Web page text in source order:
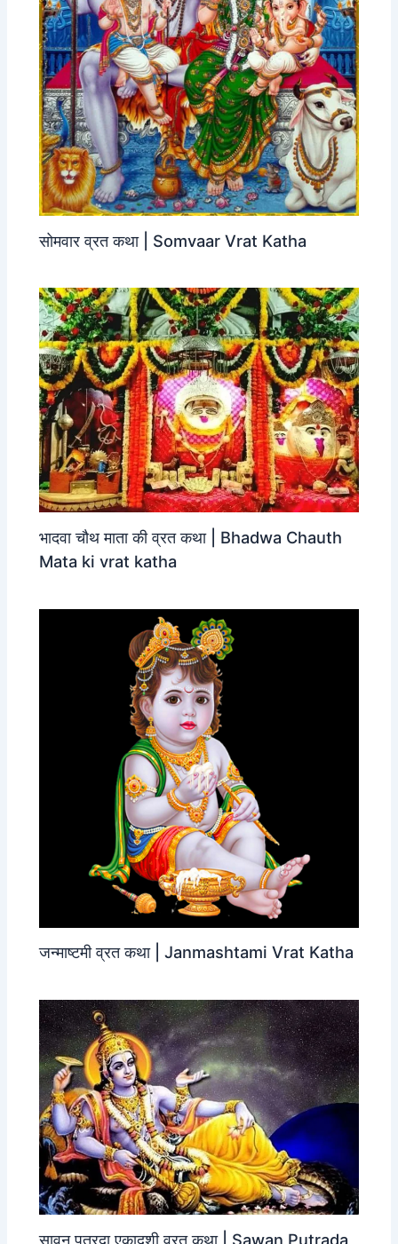
सोमवार व्रत कथा | Somvaar Vrat Katha
भादवा चौथ माता की व्रत कथा | Bhadwa Chauth
Mata ki vrat katha
जन्‍माष्‍टमी व्रत कथा | Janmashtami Vrat Katha
सावन पुत्रदा एकादशी व्रत कथा | Sawan Putrada